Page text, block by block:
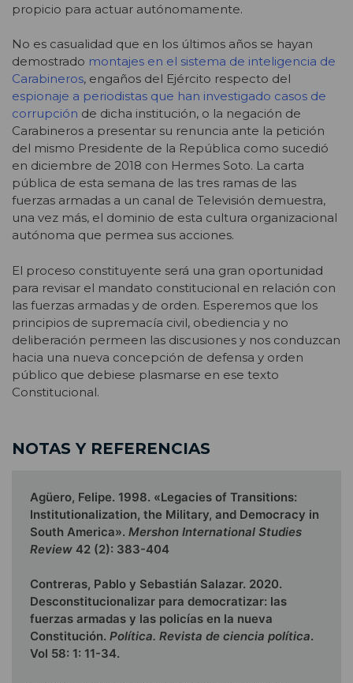
propicio para actuar autónomamente.
No es casualidad que en los últimos años se hayan
demostrado montajes en el sistema de inteligencia de
Carabineros, engaños del Ejército respecto del
espionaje a periodistas que han investigado casos de
corrupción de dicha institución, o la negación de
Carabineros a presentar su renuncia ante la petición
del mismo Presidente de la República como sucedió
en diciembre de 2018 con Hermes Soto. La carta
pública de esta semana de las tres ramas de las
fuerzas armadas a un canal de Televisión demuestra,
una vez más, el dominio de esta cultura organizacional
autónoma que permea sus acciones.
El proceso constituyente será una gran oportunidad
para revisar el mandato constitucional en relación con
las fuerzas armadas y de orden. Esperemos que los
principios de supremacía civil, obediencia y no
deliberación permeen las discusiones y nos conduzcan
hacia una nueva concepción de defensa y orden
público que debiese plasmarse en ese texto
Constitucional.
NOTAS Y REFERENCIAS
Agüero, Felipe. 1998. «Legacies of Transitions:
Institutionalization, the Military, and Democracy in
South America». Mershon International Studies
Review 42 (2): 383-404
Contreras, Pablo y Sebastián Salazar. 2020.
Desconstitucionalizar para democratizar: las
fuerzas armadas y las policías en la nueva
Constitución. Política. Revista de ciencia política.
Vol 58: 1: 11-34.